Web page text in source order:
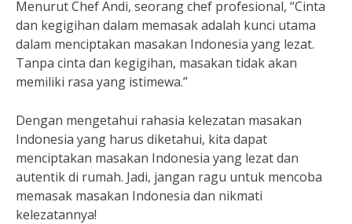
Menurut Chef Andi, seorang chef profesional, “Cinta
dan kegigihan dalam memasak adalah kunci utama
dalam menciptakan masakan Indonesia yang lezat.
Tanpa cinta dan kegigihan, masakan tidak akan
memiliki rasa yang istimewa.”
Dengan mengetahui rahasia kelezatan masakan
Indonesia yang harus diketahui, kita dapat
menciptakan masakan Indonesia yang lezat dan
autentik di rumah. Jadi, jangan ragu untuk mencoba
memasak masakan Indonesia dan nikmati
kelezatannya!